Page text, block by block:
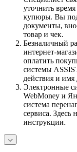
уточнить
купюры. Вы
документы,
товар и чек.
Безналичный
интернет-
оплатить
системы
действия и имя
Электронные
WebMoney и
система
сервиса. Здесь
инструкции.